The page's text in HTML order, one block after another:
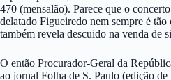
470 (mensalão). Parece que o
delatado Figueiredo nem sempre é
também revela descuido na venda de
O então Procurador-Geral da
ao jornal Folha de S. Paulo (edição de